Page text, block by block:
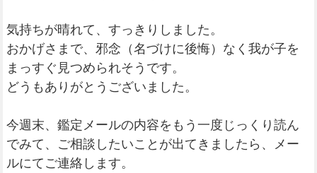
気持ちが晴れて、すっきりしました。
おかげさまで、邪念（名づけに後悔）なく我が子を
まっすぐ見つめられそうです。
どうもありがとうございました。
今週末、鑑定メールの内容をもう一度じっくり読ん
でみて、ご相談したいことが出てきましたら、メー
ルにてご連絡します。